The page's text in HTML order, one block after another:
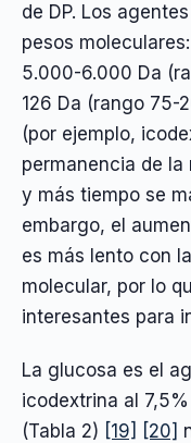
de DP. Los
pesos
5.000-6.000 Da
126 Da (rango 75-
(por ejemplo,
permanencia de
y más tiempo se
embargo, el
es más lento con
molecular, por lo
interesantes para
La glucosa es el
icodextrina al
(Tabla 2) [19] [20]